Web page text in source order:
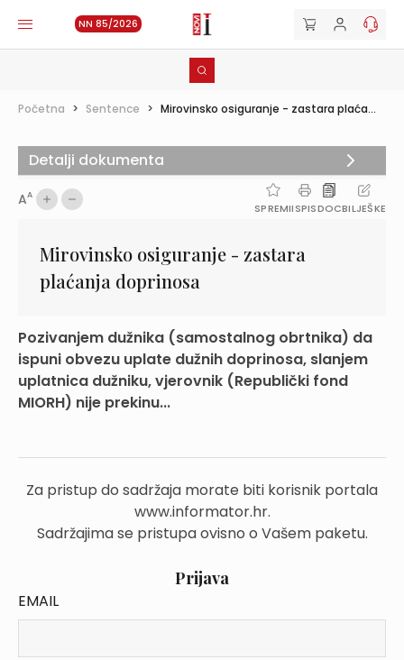
NN 85/2026
Početna > Sentence > Mirovinsko osiguranje - zastara plaća...
AA
SPREMIISPISDOCBILJEŠKE
Mirovinsko osiguranje - zastara
plaćanja doprinosa
Pozivanjem dužnika (samostalnog obrtnika) da
ispuni obvezu uplate dužnih doprinosa, slanjem
uplatnica dužniku, vjerovnik (Republički fond
MIORH) nije prekinu...
Za pristup do sadržaja morate biti korisnik portala
www.informator.hr.
Sadržajima se pristupa ovisno o Vašem paketu.
Prijava
EMAIL
Detalji dokumenta